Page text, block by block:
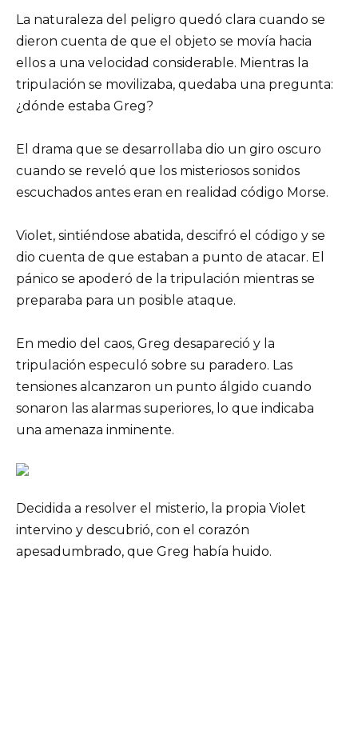
La naturaleza del peligro quedó clara cuando se
dieron cuenta de que el objeto se movía hacia
ellos a una velocidad considerable. Mientras la
tripulación se movilizaba, quedaba una pregunta:
¿dónde estaba Greg?
El drama que se desarrollaba dio un giro oscuro
cuando se reveló que los misteriosos sonidos
escuchados antes eran en realidad código Morse.
Violet, sintiéndose abatida, descifró el código y se
dio cuenta de que estaban a punto de atacar. El
pánico se apoderó de la tripulación mientras se
preparaba para un posible ataque.
En medio del caos, Greg desapareció y la
tripulación especuló sobre su paradero. Las
tensiones alcanzaron un punto álgido cuando
sonaron las alarmas superiores, lo que indicaba
una amenaza inminente.
Decidida a resolver el misterio, la propia Violet
intervino y descubrió, con el corazón
apesadumbrado, que Greg había huido.